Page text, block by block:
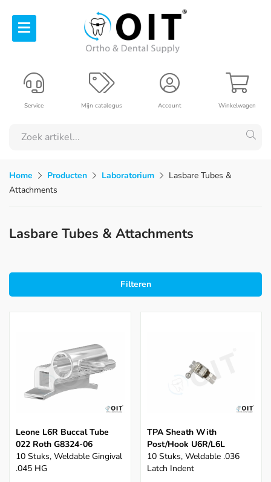
Winkelwagen
Account
Mijn catalogus
Service
Home Producten Laboratorium
Lasbare Tubes &
Attachments
Lasbare Tubes & Attachments
Filteren
Leone L6R Buccal Tube
022 Roth G8324-06
10 Stuks, Weldable Gingival
.045 HG
TPA Sheath With
Post/hook U6R/L6L
10 Stuks, Weldable .036
Latch Indent